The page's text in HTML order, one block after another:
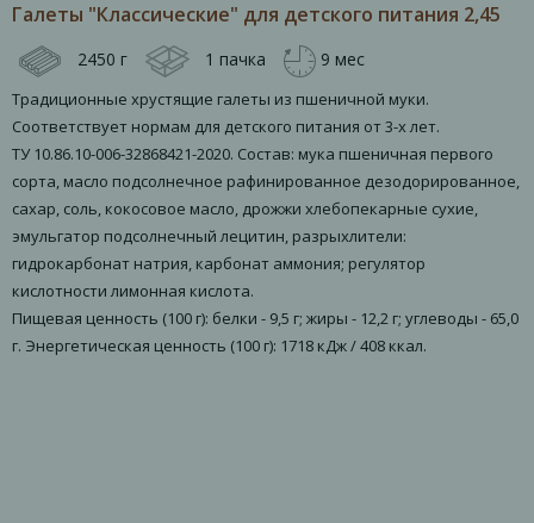
Галеты "Классические" для детского питания 2,45
2450 г 1 пачка 9 мес
Традиционные хрустящие галеты из пшеничной муки.
Соответствует нормам для детского питания от 3-х лет.
ТУ 10.86.10-006-32868421-2020. Состав: мука пшеничная первого
сорта, масло подсолнечное рафинированное дезодорированное,
сахар, соль, кокосовое масло, дрожжи хлебопекарные сухие,
эмульгатор подсолнечный лецитин, разрыхлители:
гидрокарбонат натрия, карбонат аммония; регулятор
кислотности лимонная кислота.
Пищевая ценность (100 г): белки - 9,5 г; жиры - 12,2 г; углеводы - 65,0
г. Энергетическая ценность (100 г): 1718 кДж / 408 ккал.